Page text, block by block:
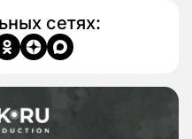
сетях: